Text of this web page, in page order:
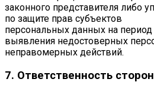
законного представителя либо
по защите прав субъектов
персональных данных на
выявления недостоверных
неправомерных действий.
7. Ответственность сторон